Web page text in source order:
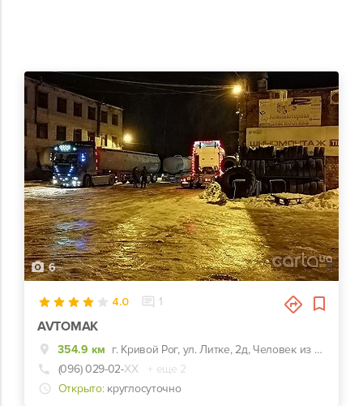
6
4.0 1
AVTOMAK
354.9 км
г. Кривой Рог, ул. Литке, 2д, Человек из шин на перекрестке
(096) 029-02-ХХ
+ еще 2
Открыто: круглосуточно